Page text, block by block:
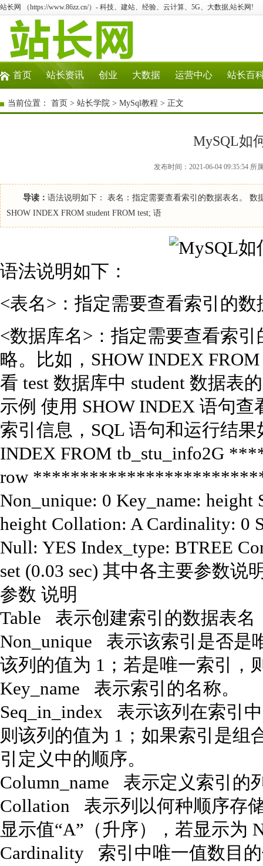
站长网 （https://www.86zz.cn/）- 科技、建站、经验、云计算、5G、大数据,站长网!
首页 站长资讯 创业 大数据 运营中心 站长百
当前位置： 首页 > 站长学院 > MySql教程 > 正文
MySQL如
发布时间：2021-06-04 09:35:54
导读： 语法说明如下： 表名：指定需要查看索引的数据表名。
SHOW INDEX FROM student FROM test; 语
语法说明如下：
<表名>：指定需要查看索引的数
<数据库名>：指定需要查看索
略。比如，SHOW INDEX
看 test 数据库中 student 数据表
示例 使用 SHOW INDEX 语句
索引信息，SQL 语句和运行结果
INDEX FROM
row
Non_unique: 0 Key_name: height
height Collation: A Cardinality: 0
Null: YES Index_type: BTREE
set (0.03 sec) 其中各主要参数说
参数 说明
Table 表示创建索引的数据表
Non_unique 表示该索引是否是
该列的值为 1；若是唯一索引
Key_name 表示索引的名称。
Seq_in_index 表示该列在索引
则该列的值为 1；如果索引是组
引定义中的顺序。
Column_name 表示定义索引
Collation 表示列以何种顺序存
显示值“A”（升序），若显示
Cardinality 索引中唯一值数目